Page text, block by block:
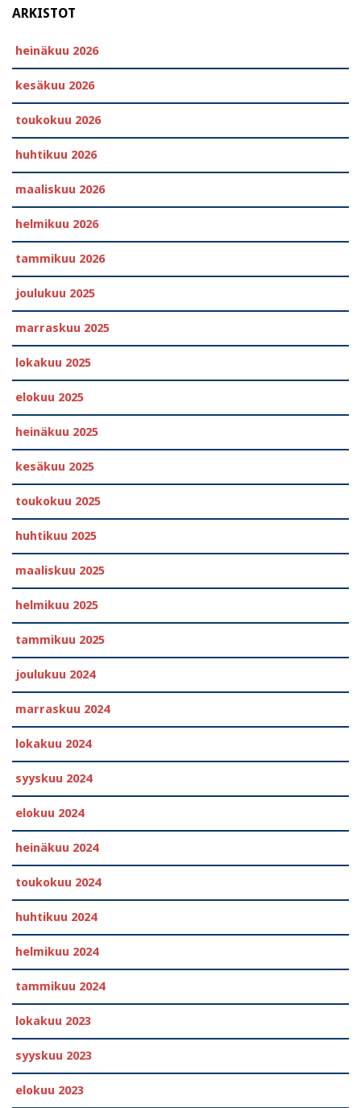
ARKISTOT
heinäkuu 2026
kesäkuu 2026
toukokuu 2026
huhtikuu 2026
maaliskuu 2026
helmikuu 2026
tammikuu 2026
joulukuu 2025
marraskuu 2025
lokakuu 2025
elokuu 2025
heinäkuu 2025
kesäkuu 2025
toukokuu 2025
huhtikuu 2025
maaliskuu 2025
helmikuu 2025
tammikuu 2025
joulukuu 2024
marraskuu 2024
lokakuu 2024
syyskuu 2024
elokuu 2024
heinäkuu 2024
toukokuu 2024
huhtikuu 2024
helmikuu 2024
tammikuu 2024
lokakuu 2023
syyskuu 2023
elokuu 2023